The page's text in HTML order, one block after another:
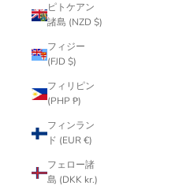
ピトケアン
諸島 (NZD $)
フィジー
(FJD $)
フィリピン
(PHP ₱)
フィンラン
ド (EUR €)
フェロー諸
島 (DKK kr.)